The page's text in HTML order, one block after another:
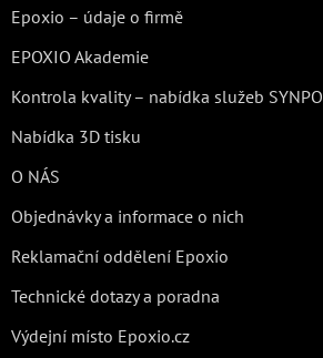
Epoxio – údaje o firmě
EPOXIO Akademie
Kontrola kvality – nabídka služeb SYNPO
Nabídka 3D tisku
O NÁS
Objednávky a informace o nich
Reklamační oddělení Epoxio
Technické dotazy a poradna
Výdejní místo Epoxio.cz